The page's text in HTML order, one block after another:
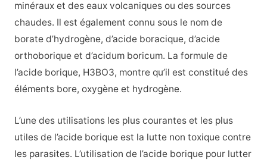
minéraux et des eaux volcaniques ou des sources
chaudes. Il est également connu sous le nom de
borate d’hydrogène, d’acide boracique, d’acide
orthoborique et d’acidum boricum. La formule de
l’acide borique, H3BO3, montre qu’il est constitué des
éléments bore, oxygène et hydrogène.
L’une des utilisations les plus courantes et les plus
utiles de l’acide borique est la lutte non toxique contre
les parasites. L’utilisation de l’acide borique pour lutter